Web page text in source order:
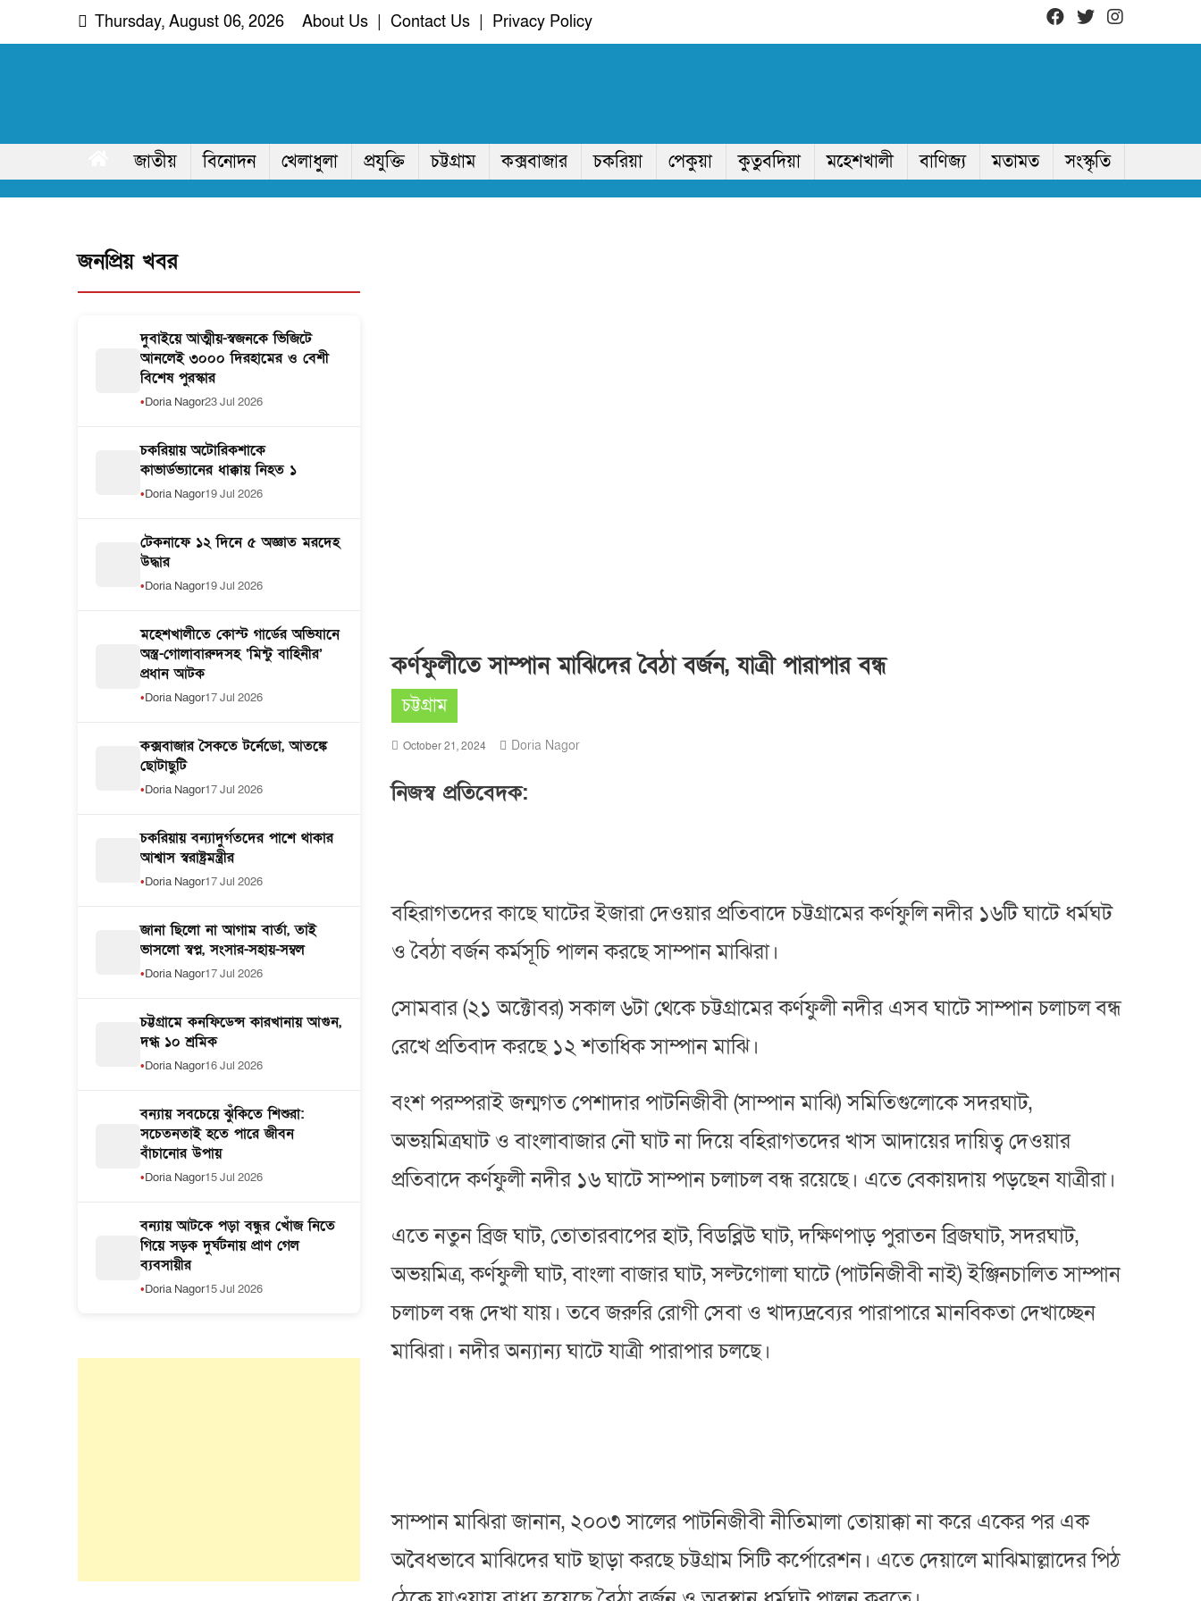
Thursday, August 06, 2026 About Us Contact Us Privacy Policy
দরিয়া নগর
অদৃশ্য খবরের আপোষহীন সত্য
জাতীয়
বিনোদন খেলাধুলা প্রযুক্তি চট্টগ্রাম কক্সবাজার চকরিয়া পেকুয়া কুতুবদিয়া মহেশখালী বাণিজ্য মতামত সংস্কৃতি
কর্ণফুলীতে সাম্পান মাঝিদের বৈঠা বর্জন, যাত্রী পারাপার বন্ধ
চট্টগ্রাম
October 21, 2024 Doria Nagor
নিজস্ব প্রতিবেদক:
বহিরাগতদের কাছে ঘাটের ইজারা দেওয়ার প্রতিবাদে চট্টগ্রামের কর্ণফুলি নদীর ১৬টি ঘাটে ধর্মঘট
ও বৈঠা বর্জন কর্মসূচি পালন করছে সাম্পান মাঝিরা।
সোমবার (২১ অক্টোবর) সকাল ৬টা থেকে চট্টগ্রামের কর্ণফুলী নদীর এসব ঘাটে সাম্পান চলাচল বন্ধ
রেখে প্রতিবাদ করছে ১২ শতাধিক সাম্পান মাঝি।
বংশ পরম্পরাই জন্মগত পেশাদার পাটনিজীবী (সাম্পান মাঝি) সমিতিগুলোকে সদরঘাট,
অভয়মিত্রঘাট ও বাংলাবাজার নৌ ঘাট না দিয়ে বহিরাগতদের খাস আদায়ের দায়িত্ব দেওয়ার
প্রতিবাদে কর্ণফুলী নদীর ১৬ ঘাটে সাম্পান চলাচল বন্ধ রয়েছে। এতে বেকায়দায় পড়ছেন যাত্রীরা।
এতে নতুন ব্রিজ ঘাট, তোতারবাপের হাট, বিডব্লিউ ঘাট, দক্ষিণপাড় পুরাতন ব্রিজঘাট, সদরঘাট,
অভয়মিত্র, কর্ণফুলী ঘাট, বাংলা বাজার ঘাট, সল্টগোলা ঘাটে (পাটনিজীবী নাই) ইঞ্জিনচালিত সাম্পান
চলাচল বন্ধ দেখা যায়। তবে জরুরি রোগী সেবা ও খাদ্যদ্রব্যের পারাপারে মানবিকতা দেখাচ্ছেন
মাঝিরা। নদীর অন্যান্য ঘাটে যাত্রী পারাপার চলছে।
সাম্পান মাঝিরা জানান, ২০০৩ সালের পাটনিজীবী নীতিমালা তোয়াক্কা না করে একের পর এক
অবৈধভাবে মাঝিদের ঘাট ছাড়া করছে চট্টগ্রাম সিটি কর্পোরেশন। এতে দেয়ালে মাঝিমাল্লাদের পিঠ
জনপ্রিয় খবর
দুবাইয়ে আত্মীয়-স্বজনকে ভিজিটে
আনলেই ৩০০০ দিরহামের ও বেশী
বিশেষ পুরস্কার
Doria Nagor23 Jul 2026
চকরিয়ায় অটোরিকশাকে
কাভার্ডভ্যানের ধাক্কায় নিহত ১
Doria Nagor19 Jul 2026
টেকনাফে ১২ দিনে ৫ অজ্ঞাত মরদেহ
উদ্ধার
Doria Nagor19 Jul 2026
মহেশখালীতে কোস্ট গার্ডের অভিযানে
অস্ত্র-গোলাবারুদসহ ‘মিন্টু বাহিনীর’
প্রধান আটক
Doria Nagor17 Jul 2026
কক্সবাজার সৈকতে টর্নেডো, আতঙ্কে
ছোটাছুটি
Doria Nagor17 Jul 2026
চকরিয়ায় বন্যাদুর্গতদের পাশে থাকার
আশ্বাস স্বরাষ্ট্রমন্ত্রীর
Doria Nagor17 Jul 2026
জানা ছিলো না আগাম বার্তা, তাই
ভাসলো স্বপ্ন, সংসার-সহায়-সম্বল
Doria Nagor17 Jul 2026
চট্টগ্রামে কনফিডেন্স কারখানায় আগুন,
দগ্ধ ১০ শ্রমিক
Doria Nagor16 Jul 2026
বন্যায় সবচেয়ে ঝুঁকিতে শিশুরা:
সচেতনতাই হতে পারে জীবন
বাঁচানোর উপায়
Doria Nagor15 Jul 2026
বন্যায় আটকে পড়া বন্ধুর খোঁজ নিতে
গিয়ে সড়ক দুর্ঘটনায় প্রাণ গেল
ব্যবসায়ীর
Doria Nagor15 Jul 2026